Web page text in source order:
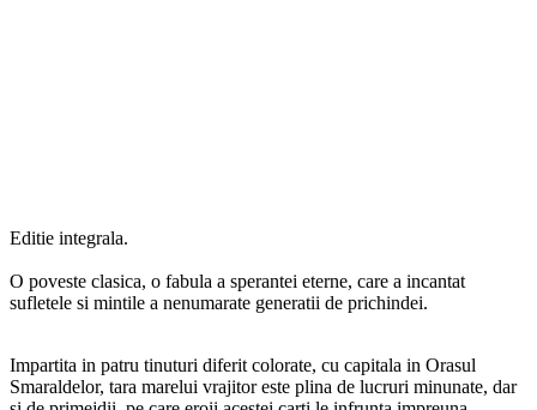
Editie integrala.
O poveste clasica, o fabula a sperantei eterne, care a incantat
sufletele si mintile a nenumarate generatii de prichindei.
Impartita in patru tinuturi diferit colorate, cu capitala in Orasul
Smaraldelor, tara marelui vrajitor este plina de lucruri minunate, dar